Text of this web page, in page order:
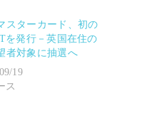
スターカード、初の
を発行－英国在住の
者対象に抽選へ
19
ス